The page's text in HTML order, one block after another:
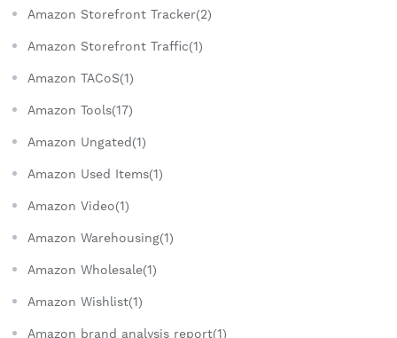
Amazon Storefront Tracker(2)
Amazon Storefront Traffic(1)
Amazon TACoS(1)
Amazon Tools(17)
Amazon Ungated(1)
Amazon Used Items(1)
Amazon Video(1)
Amazon Warehousing(1)
Amazon Wholesale(1)
Amazon Wishlist(1)
Amazon brand analysis report(1)